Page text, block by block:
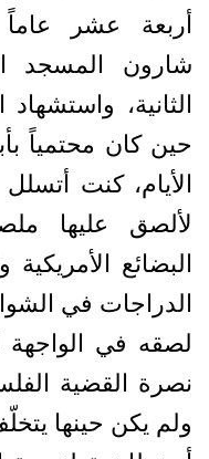
أربعة عشر
شارون المسجد
الثانية،
حين كان محتمياً
الأيام، كنت
لألصق عليها
البضائع
الدراجات في
لصقه في
نصرة القضية
ولم يكن حينها